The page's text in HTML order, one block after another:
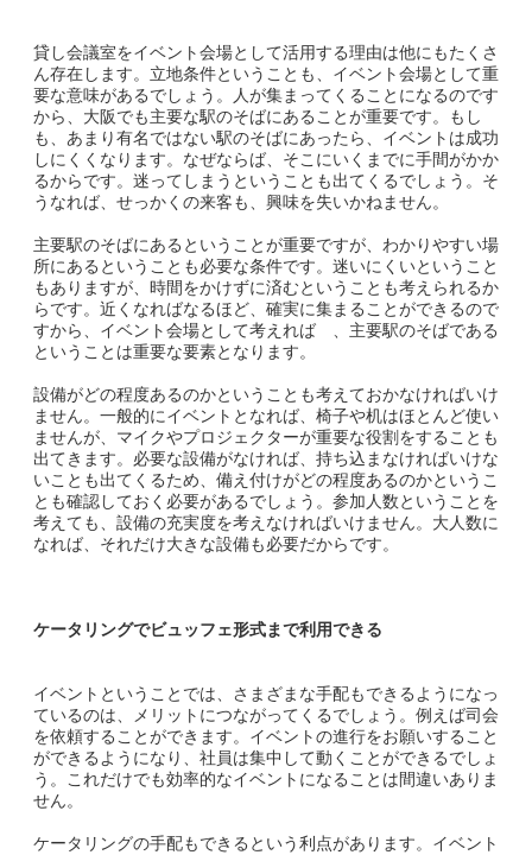
貸し会議室をイベント会場として活用する理由は他にもたくさ
ん存在します。立地条件ということも、イベント会場として重
要な意味があるでしょう。人が集まってくることになるのです
から、大阪でも主要な駅のそばにあることが重要です。もし
も、あまり有名ではない駅のそばにあったら、イベントは成功
しにくくなります。なぜならば、そこにいくまでに手間がかか
るからです。迷ってしまうということも出てくるでしょう。そ
うなれば、せっかくの来客も、興味を失いかねません。
主要駅のそばにあるということが重要ですが、わかりやすい場
所にあるということも必要な条件です。迷いにくいということ
もありますが、時間をかけずに済むということも考えられるか
らです。近くなればなるほど、確実に集まることができるので
すから、イベント会場として考えれば 、主要駅のそばである
ということは重要な要素となります。
設備がどの程度あるのかということも考えておかなければいけ
ません。一般的にイベントとなれば、椅子や机はほとんど使い
ませんが、マイクやプロジェクターが重要な役割をすることも
出てきます。必要な設備がなければ、持ち込まなければいけな
いことも出てくるため、備え付けがどの程度あるのかというこ
とも確認しておく必要があるでしょう。参加人数ということを
考えても、設備の充実度を考えなければいけません。大人数に
なれば、それだけ大きな設備も必要だからです。
ケータリングでビュッフェ形式まで利用できる
イベントということでは、さまざまな手配もできるようになっ
ているのは、メリットにつながってくるでしょう。例えば司会
を依頼することができます。イベントの進行をお願いすること
ができるようになり、社員は集中して動くことができるでしょ
う。これだけでも効率的なイベントになることは間違いありま
せん。
ケータリングの手配もできるという利点があります。イベント